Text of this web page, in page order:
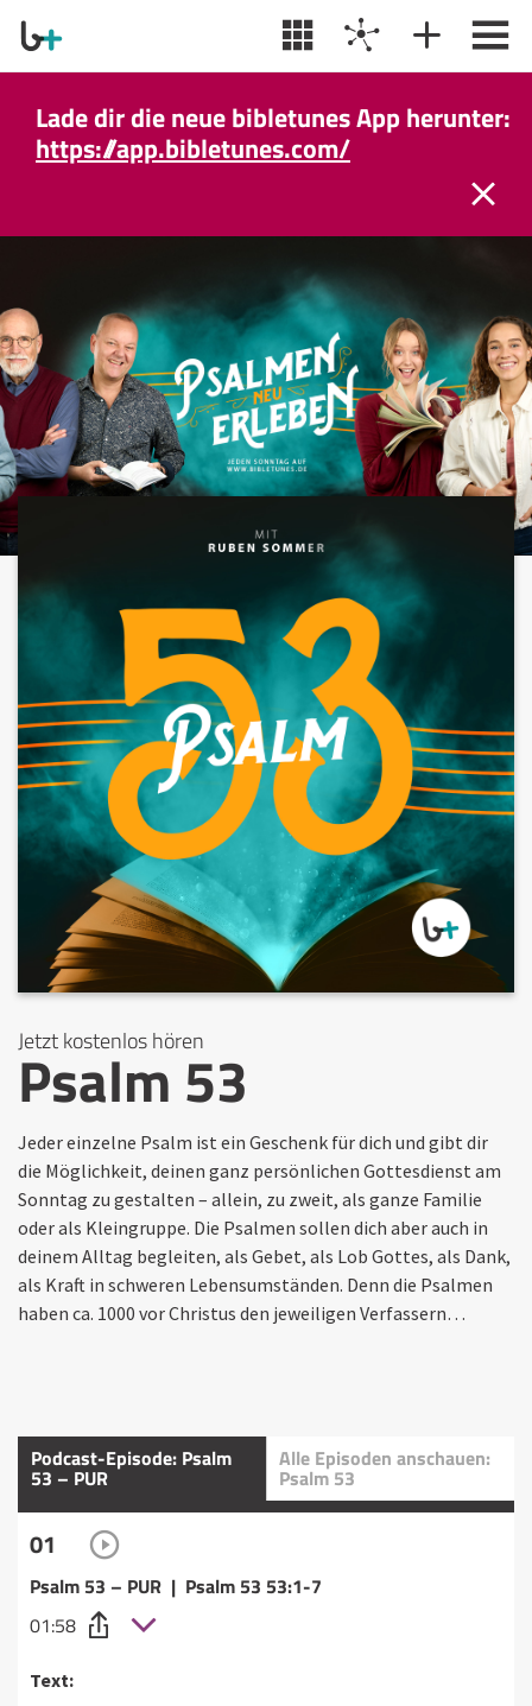
Lade dir die neue bibletunes App herunter:
https://app.bibletunes.com/
Jetzt kostenlos hören
Psalm 53
Jeder einzelne Psalm ist ein Geschenk für dich und gibt dir
die Möglichkeit, deinen ganz persönlichen Gottesdienst am
Sonntag zu gestalten – allein, zu zweit, als ganze Familie
oder als Kleingruppe. Die Psalmen sollen dich aber auch in
deinem Alltag begleiten, als Gebet, als Lob Gottes, als Dank,
als Kraft in schweren Lebensumständen. Denn die Psalmen
haben ca. 1000 vor Christus den jeweiligen Verfassern…
Podcast-Episode: Psalm
53 – PUR
Alle Episoden anschauen:
Psalm 53
01
Psalm 53 – PUR | Psalm 53 53:1-7
01:58
Text: